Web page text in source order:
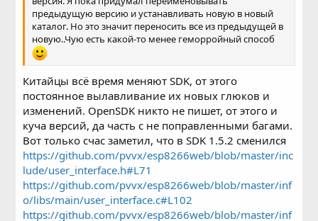
предыдущую версию и устанавливать новую в новый
каталог. Но это значит переносить все из предыдущей в
новую..Чую есть какой-то менее геморройный способ
Китайцы всё время меняют SDK, от этого
постоянное вылавливание их новых глюков и
изменений. OpenSDK никто не пишет, от этого и
куча версий, да часть с не поправленными багами.
Вот только счас заметил, что в SDK 1.5.2 сменился
https://github.com/pvvx/esp8266web/blob/master/inc
lude/user_interface.h#L71
https://github.com/pvvx/esp8266web/blob/master/inf
o/libs/main/user_interface.c#L102
https://github.com/pvvx/esp8266web/blob/master/inf